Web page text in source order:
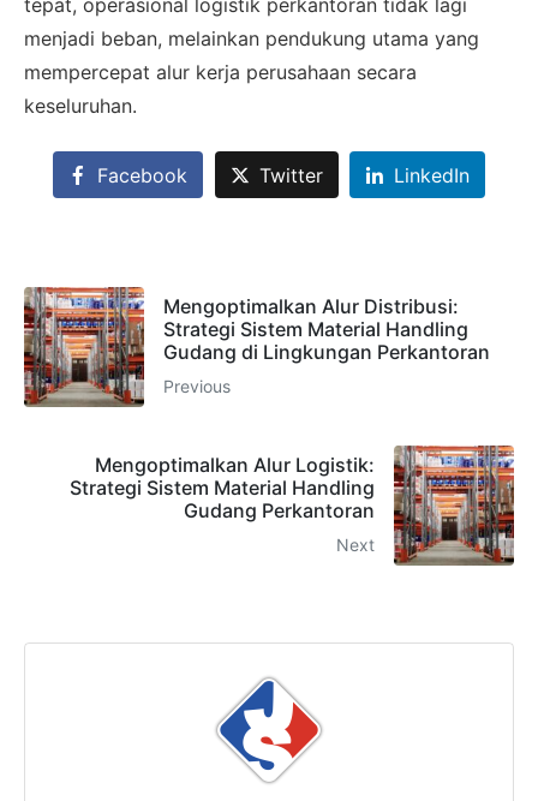
tepat, operasional logistik perkantoran tidak lagi
menjadi beban, melainkan pendukung utama yang
mempercepat alur kerja perusahaan secara
keseluruhan.
Facebook Twitter LinkedIn
Mengoptimalkan Alur Distribusi:
Strategi Sistem Material Handling
Gudang di Lingkungan Perkantoran
Previous
Mengoptimalkan Alur Logistik:
Strategi Sistem Material Handling
Gudang Perkantoran
Next